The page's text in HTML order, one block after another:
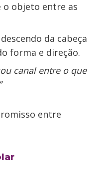
o objeto entre as
da cabeça
forma e direção.
canal entre o que
entre